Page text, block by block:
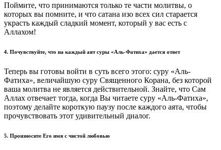
Поймите, что принимаются только те части молитвы, о
которых вы помните, и что сатана изо всех сил старается
украсть каждый сладкий момент, который у вас есть с
Аллахом!
4. Почувствуйте, что на каждый аят суры «Аль-Фатиха» дается ответ
Теперь вы готовы войти в суть всего этого: суру «Аль-
Фатиха», величайшую суру Священного Корана, без которой
ваша молитва не является действительной. Знайте, что Сам
Аллах отвечает тогда, когда Вы читаете суру «Аль-Фатиха»,
поэтому делайте короткую паузу после каждого аята, чтобы
прочувствовать этот удивительный диалог.
5. Произносите Его имя с чистой любовью